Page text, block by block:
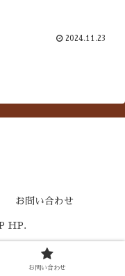
2024.11.23
お問い合わせ
HP.
お問い合わせ